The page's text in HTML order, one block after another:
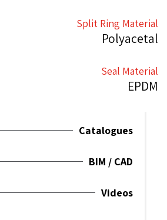
Split Ring Material
Polyacetal
Seal Material
EPDM
Catalogues
BIM / CAD
Videos